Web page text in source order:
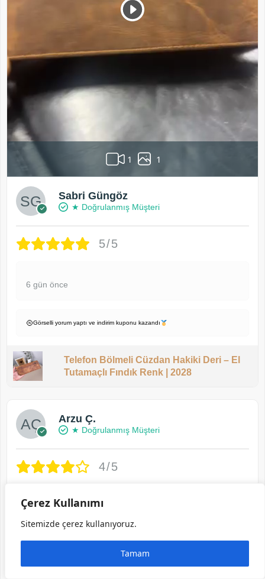
Çerez Kullanımı
Sitemizde çerez kullanıyoruz.
Tamam
1 1
Sabri Güngöz
★ Doğrulanmış Müşteri
5/5
6 gün önce
Görselli yorum yaptı ve indirim kuponu kazandı
Telefon Bölmeli Cüzdan Hakiki Deri – El
Tutamaçlı Fındık Renk | 2028
Arzu Ç.
★ Doğrulanmış Müşteri
4/5
Kartlık çok iyi mükemmel, baskısı kalitesi güzel,
özensiz kesip yapıştırmışsınız. Hediye verilecek